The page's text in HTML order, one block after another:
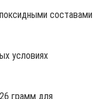
составами
условиях
грамм для